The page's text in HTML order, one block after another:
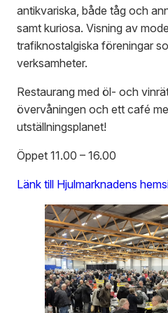
antikvariska, både tåg och
samt kuriosa. Visning av
trafiknostalgiska föreningar
verksamheter.
Restaurang med öl- och
övervåningen och ett café
utställningsplanet!
Öppet 11.00 – 16.00
Länk till Hjulmarknadens